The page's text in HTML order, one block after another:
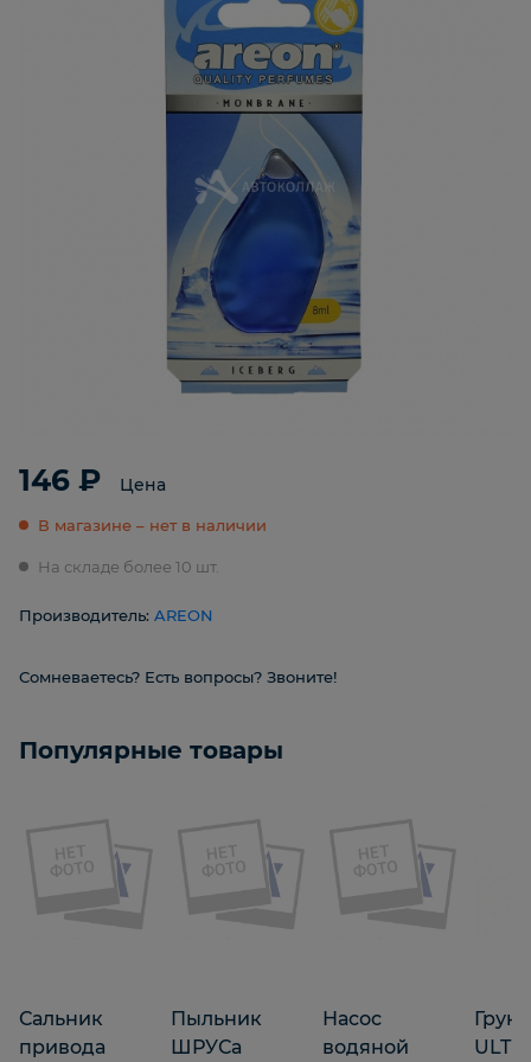
146 ₽ Цена
В магазине – нет в наличии
На складе более 10 шт.
Производитель: AREON
Сомневаетесь? Есть вопросы? Звоните!
Популярные товары
Сальник
привода
Пыльник
ШРУСа
Насос
водяной